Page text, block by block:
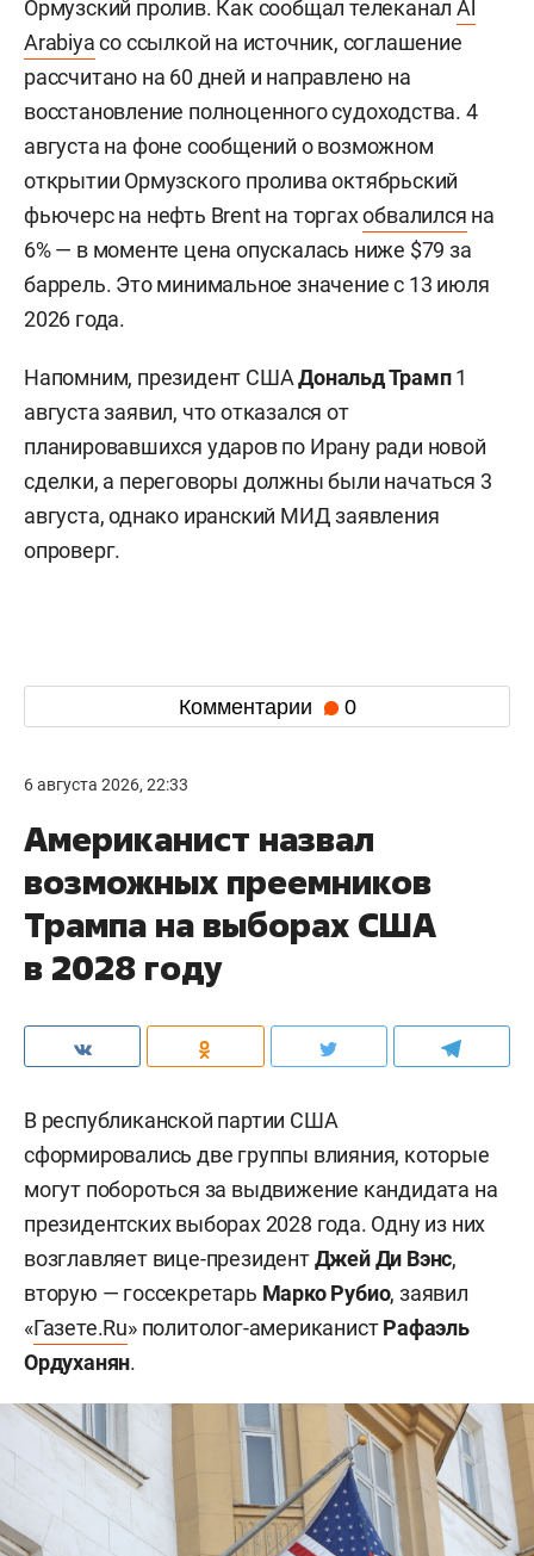
Ормузский пролив. Как сообщал телеканал Al
Arabiyaсо ссылкой на источник, соглашение
рассчитано на 60 дней и направлено на
восстановление полноценного судоходства. 4
августа на фоне сообщений о возможном
открытии Ормузского пролива октябрьский
фьючерс на нефть Brent на торгахобвалился на
6% — в моменте цена опускалась ниже $79 за
баррель. Это минимальное значение с 13 июля
2026 года.
Напомним, президент СШАДональд Трамп1
августа заявил, что отказался от
планировавшихся ударов по Ирану ради новой
сделки, а переговоры должны были начаться 3
августа, однако иранский МИД заявления
опроверг.
Комментарии 0
6 августа 2026, 22:33
Американист назвал
возможных преемников
Трампа на выборах США
в 2028 году
В республиканской партии США
сформировались две группы влияния, которые
могут побороться за выдвижение кандидата на
президентских выборах 2028 года. Одну из них
возглавляет вице-президентДжей Ди Вэнс,
вторую — госсекретарь Марко Рубио, заявил
«Газете.Ru» политолог-американистРафаэль
Ордуханян.